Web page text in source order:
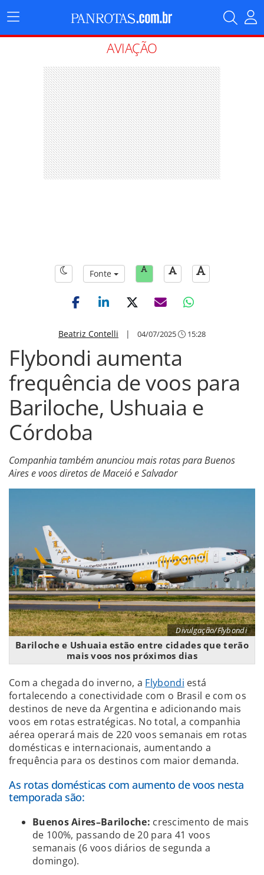
Menu
Principal
AVIAÇÃO
Fonte
Beatriz Contelli | 04/07/2025 15:28
Flybondi aumenta
frequência de voos para
Bariloche, Ushuaia e
Córdoba
Companhia também anunciou mais rotas para Buenos
Aires e voos diretos de Maceió e Salvador
Divulgação/Flybondi
Bariloche e Ushuaia estão entre cidades que terão
mais voos nos próximos dias
Com a chegada do inverno, a Flybondi está
fortalecendo a conectividade com o Brasil e com os
destinos de neve da Argentina e adicionando mais
voos em rotas estratégicas. No total, a companhia
aérea operará mais de 220 voos semanais em rotas
domésticas e internacionais, aumentando a
frequência para os destinos com maior demanda.
As rotas domésticas com aumento de voos nesta
temporada são:
Buenos Aires–Bariloche: crescimento de mais
de 100%, passando de 20 para 41 voos
semanais (6 voos diários de segunda a
domingo).